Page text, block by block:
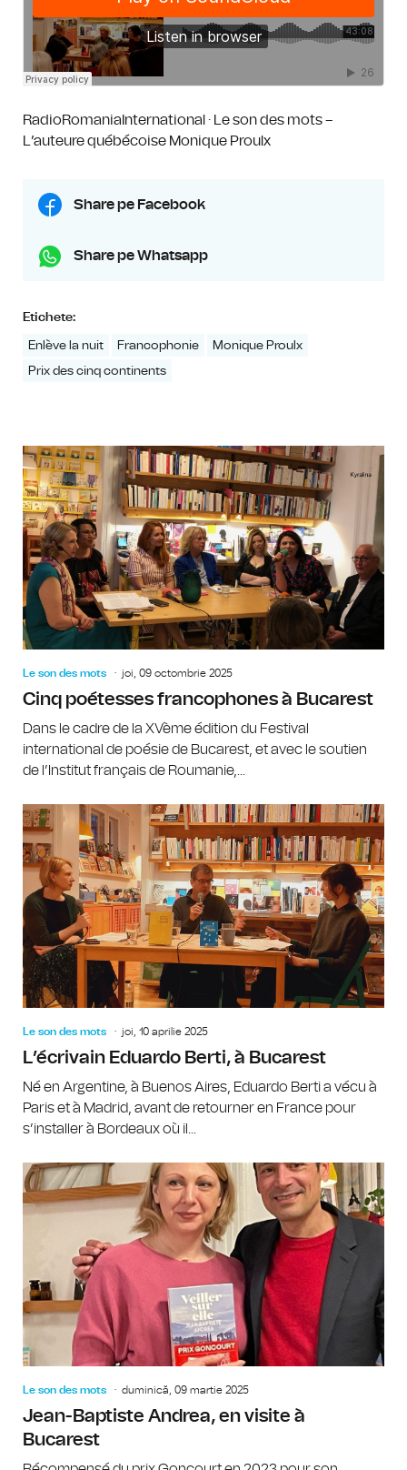
RadioRomaniaInternational ·
Le son des mots –
L’auteure québécoise Monique Proulx
Share pe Facebook
Share pe Whatsapp
Etichete:
Enlève la nuit Francophonie
Monique Proulx
Prix des cinq continents
Le son des mots joi, 09 octombrie 2025
Cinq poétesses francophones à Bucarest
Dans le cadre de la XVème édition du Festival
international de poésie de Bucarest, et avec le soutien
de l’Institut français de Roumanie,...
Le son des mots joi, 10 aprilie 2025
L’écrivain Eduardo Berti, à Bucarest
Né en Argentine, à Buenos Aires, Eduardo Berti a vécu à
Paris et à Madrid, avant de retourner en France pour
s’installer à Bordeaux où il...
Le son des mots duminică, 09 martie 2025
Jean-Baptiste Andrea, en visite à
Bucarest